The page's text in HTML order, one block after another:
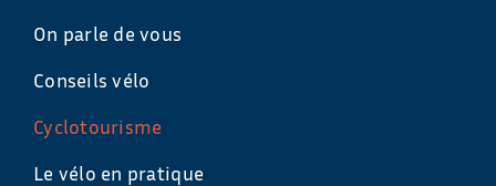
On parle de vous
Conseils vélo
Cyclotourisme
Le vélo en pratique